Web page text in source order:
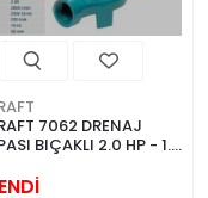
7062 DRENAJ
BIÇAKLI 2.0 HP - 1.5